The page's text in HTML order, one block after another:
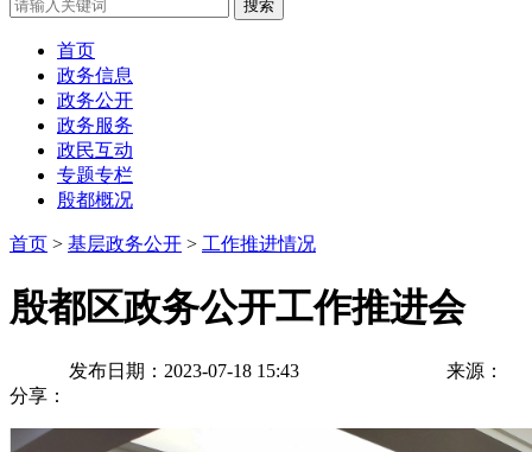
首页
政务信息
政务公开
政务服务
政民互动
专题专栏
殷都概况
首页 > 基层政务公开 > 工作推进情况
殷都区政务公开工作推进会
发布日期：2023-07-18 15:43
来源：
分享：